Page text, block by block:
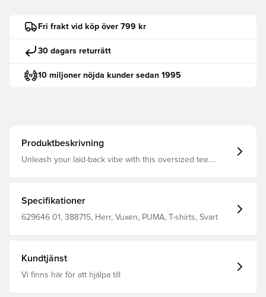
Fri frakt vid köp över 799 kr
30 dagars returrätt
10 miljoner nöjda kunder sedan 1995
Produktbeskrivning
Unleash your laid-back vibe with this oversized tee.
day a statement. Oversized fit Single jersey fabric
Regular length Crew neck Short sleeves PUMA branding
details
Specifikationer
629646 01, 388715, Herr, Vuxen, PUMA, T-shirts, Svart
Kundtjänst
Vi finns här för att hjälpa till